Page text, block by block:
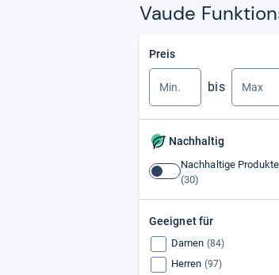
Vaude
Preis
bis
Nachhaltig
Nachhaltige
Nachhaltige
Geeignet für
Damen (84)
Herren (97)